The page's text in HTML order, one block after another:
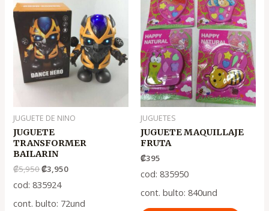
JUGUETE DE NINO
JUGUETE
TRANSFORMER
BAILARIN
₡5,950
precio
original
era:
.
₡5,950
₡3,950
precio
actual
es:
₡3,950
cod: 835924
cont. bulto: 72und
JUGUETES
JUGUETE MAQUILLAJE
FRUTA
₡395
cod: 835950
cont. bulto: 840und